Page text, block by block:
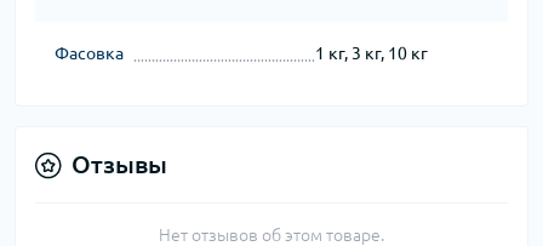
Фасовка 1 кг, 3 кг, 10 кг
Отзывы
Нет отзывов об этом товаре.